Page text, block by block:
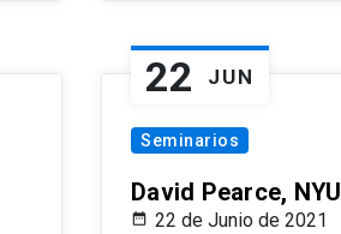
22 JUN
Seminarios
David Pearce, NYU
22 de Junio de 2021